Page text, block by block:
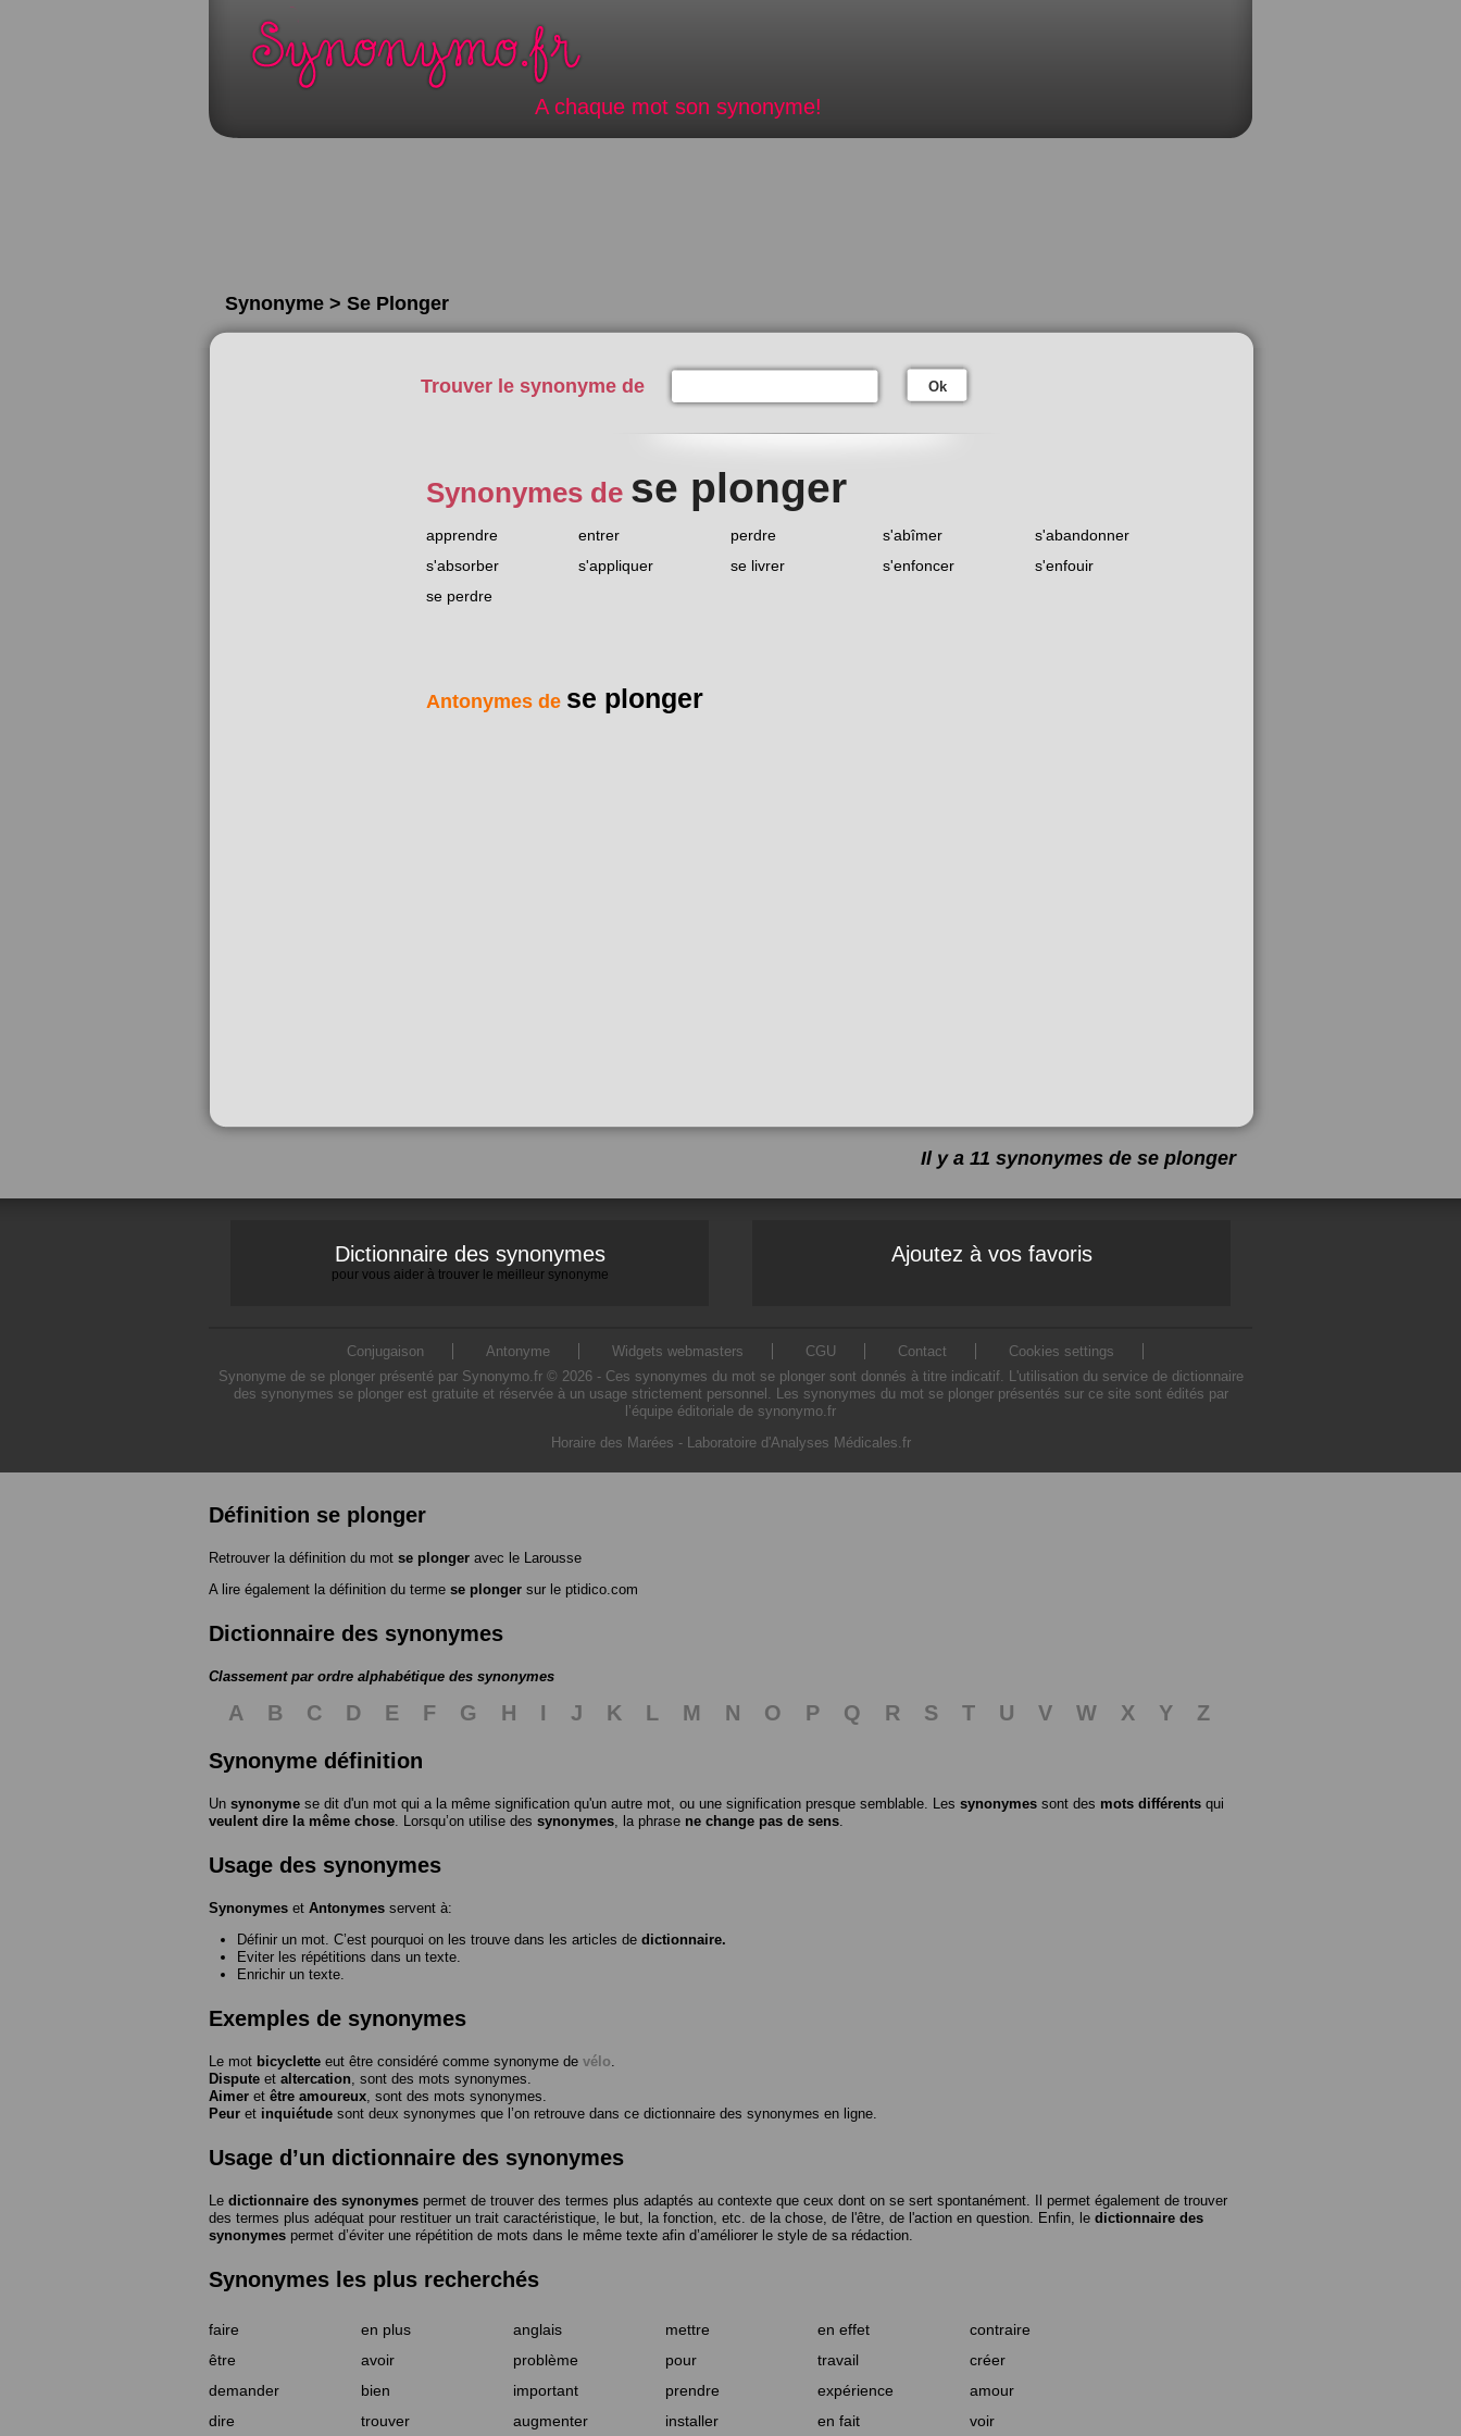
A chaque mot son synonyme!
Synonyme > Se Plonger
Trouver le synonyme de Ok
Synonymes de se plonger
apprendre entrer perdre s'abîmer
s'abandonner
s'absorber
s'appliquer se livrer s'enfoncer
s'enfouir
se perdre
Antonymes de se plonger
Il y a 11 synonymes de se plonger
Dictionnaire des synonymes
pour vous aider à trouver le meilleur synonyme
Ajoutez à vos favoris
Conjugaison Antonyme Widgets webmasters CGU Contact
Cookies settings
Synonyme de se plonger présenté par Synonymo.fr © 2026 - Ces synonymes du mot se plonger sont donnés à titre indicatif. L'utilisation du service de dictionnaire
des synonymes se plonger est gratuite et réservée à un usage strictement personnel. Les synonymes du mot se plonger présentés sur ce site sont édités par
l’équipe éditoriale de synonymo.fr
Horaire des Marées - Laboratoire d'Analyses Médicales.fr
Définition se plonger
Retrouver la définition du mot se plonger avec le Larousse
A lire également la définition du terme se plonger sur le ptidico.com
Dictionnaire des synonymes
Classement par ordre alphabétique des synonymes
A B C D E F G H I J K L M N O P Q R S T U V W X Y
Z
Synonyme définition
Un synonyme se dit d'un mot qui a la même signification qu'un autre mot, ou une signification presque semblable. Les synonymes sont des mots différents qui
veulent dire la même chose . Lorsqu’on utilise des synonymes , la phrase ne change pas de sens
Usage des synonymes
Synonymes et Antonymes servent à:
Définir un mot. C’est pourquoi on les trouve dans les articles de dictionnaire.
Eviter les répétitions dans un texte.
Enrichir un texte.
Exemples de synonymes
Le mot bicyclette eut être considéré comme synonyme de vélo
Dispute et altercation , sont des mots synonymes.
Aimer et être amoureux , sont des mots synonymes.
Peur et inquiétude sont deux synonymes que l’on retrouve dans ce dictionnaire des synonymes en ligne.
Usage d’un dictionnaire des synonymes
Le dictionnaire des synonymes permet de trouver des termes plus adaptés au contexte que ceux dont on se sert spontanément. Il permet également de trouver
des termes plus adéquat pour restituer un trait caractéristique, le but, la fonction, etc. de la chose, de l'être, de l'action en question. Enfin, le dictionnaire des
synonymes permet d’éviter une répétition de mots dans le même texte afin d’améliorer le style de sa rédaction.
Synonymes les plus recherchés
faire en plus anglais mettre en effet
contraire
être
avoir problème pour travail
créer
demander
bien important prendre expérience
amour
dire
trouver augmenter installer en fait voir